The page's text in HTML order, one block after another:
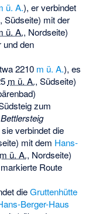
ü. A.), er verbindet
, Südseite) mit der
ü. A., Nordseite)
und den
2210 m ü. A.), es
m ü. A., Südseite)
zum
Bettlersteig
verbindet die
mit dem Hans-
m ü. A., Nordseite)
Route
dieGruttenhütte
Berger-Haus